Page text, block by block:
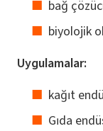
bağ
biyolojik
Uygulamalar:
kağıt
Gıda